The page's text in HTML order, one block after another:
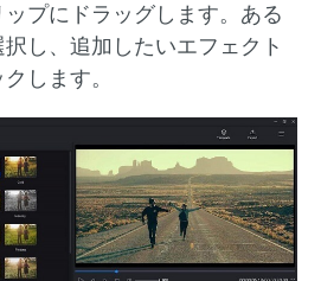
プにドラッグします。ある
し、追加したいエフェクト
します。